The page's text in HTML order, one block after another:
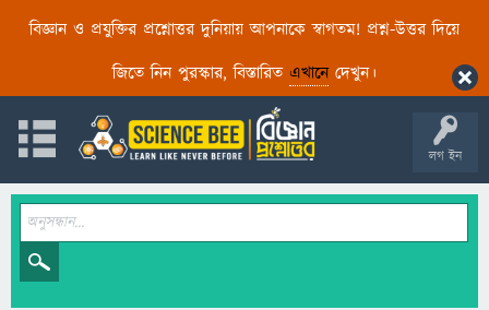
বিজ্ঞান ও প্রযুক্তির প্রশ্নোত্তর দুনিয়ায় আপনাকে স্বাগতম! প্রশ্ন-উত্তর দিয়ে
জিতে নিন পুরস্কার, বিস্তারিত এখানেদেখুন।
লগ ইন